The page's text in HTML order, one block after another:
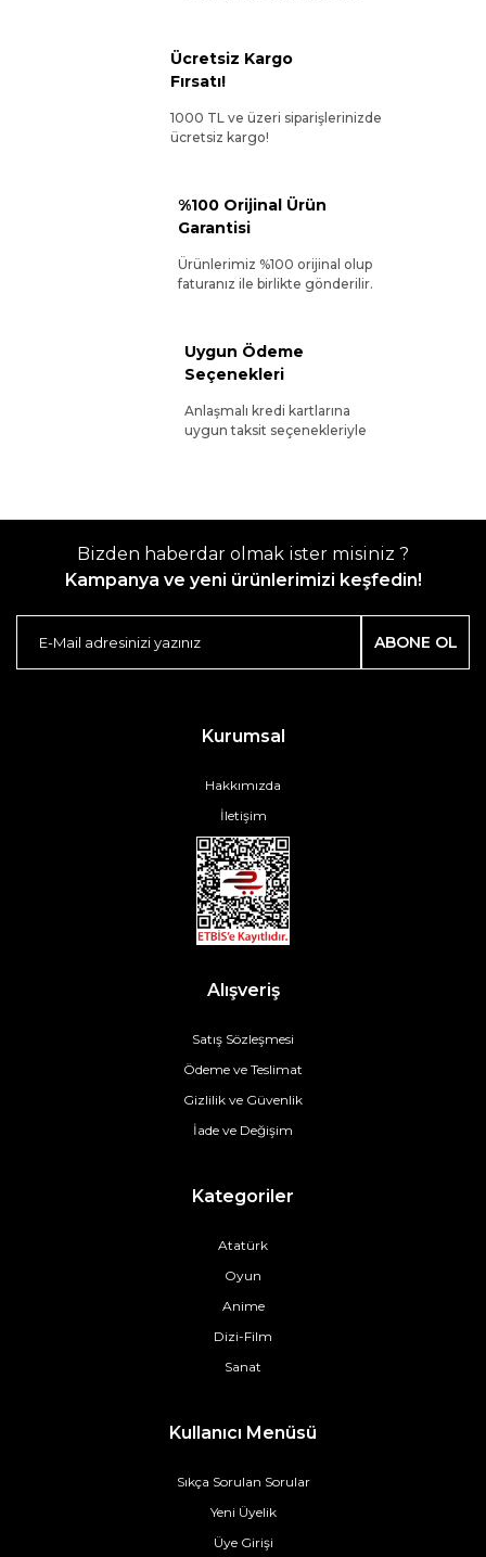
Ücretsiz Kargo
Fırsatı!
1000 TL ve üzeri siparişlerinizde
ücretsiz kargo!
%100 Orijinal Ürün
Garantisi
Ürünlerimiz %100 orijinal olup
faturanız ile birlikte gönderilir.
Uygun Ödeme
Seçenekleri
Anlaşmalı kredi kartlarına
uygun taksit seçenekleriyle
Bizden haberdar olmak ister misiniz ?
Kampanya ve yeni ürünlerimizi keşfedin!
ABONE OL
Kurumsal
Hakkımızda
İletişim
Alışveriş
Satış Sözleşmesi
Ödeme ve Teslimat
Gizlilik ve Güvenlik
İade ve Değişim
Kategoriler
Atatürk
Oyun
Anime
Dizi-Film
Sanat
Kullanıcı Menüsü
Sıkça Sorulan Sorular
Yeni Üyelik
Üye Girişi